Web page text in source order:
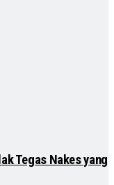
Tegas Nakes yang